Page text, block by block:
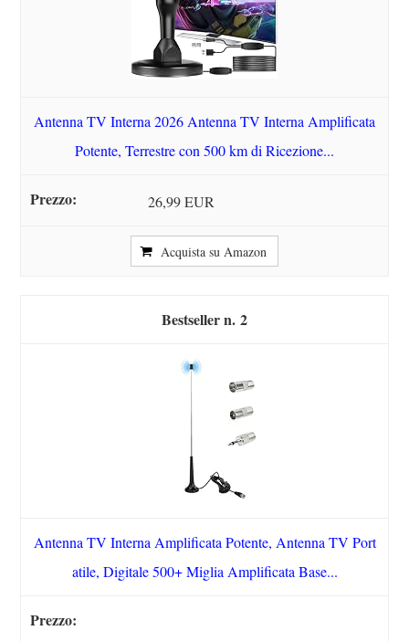
Antenna TV Interna 2026 Antenna TV Interna Amplificata
Potente, Terrestre con 500 km di Ricezione...
26,99 EUR
Acquista su Amazon
2
Antenna TV Interna Amplificata Potente, Antenna TV Port
atile, Digitale 500+ Miglia Amplificata Base...